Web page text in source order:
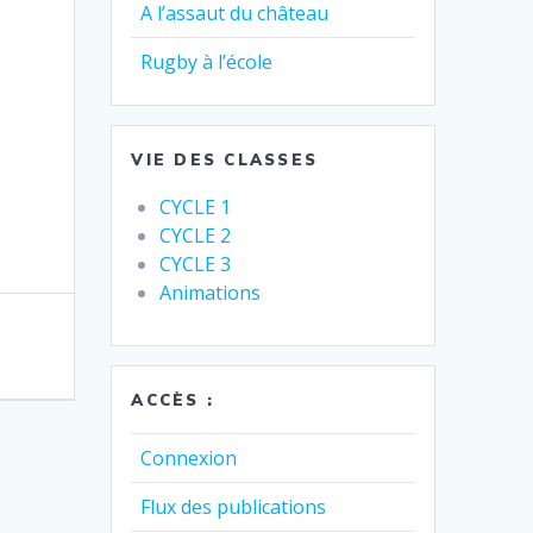
A l’assaut du château
Rugby à l’école
VIE DES CLASSES
CYCLE 1
CYCLE 2
CYCLE 3
Animations
ACCÈS :
Connexion
Flux des publications